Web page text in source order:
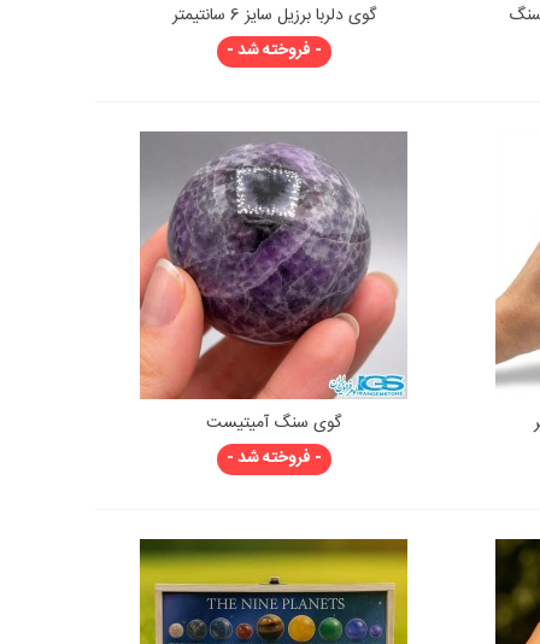
| سنگ
نمایش سریع
گوی دلربا برزیل سایز 6 سانتیمتر
- فروخته شد -
نمایش سریع
گوی سنگ آمیتیست
- فروخته شد -